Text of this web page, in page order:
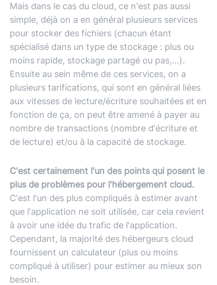
Mais dans le cas du cloud, ce n'est pas aussi
simple, déjà on a en général plusieurs services
pour stocker des fichiers (chacun étant
spécialisé dans un type de stockage : plus ou
moins rapide, stockage partagé ou pas,...).
Ensuite au sein même de ces services, on a
plusieurs tarifications, qui sont en général liées
aux vitesses de lecture/écriture souhaitées et en
fonction de ça, on peut être amené à payer au
nombre de transactions (nombre d'écriture et
de lecture) et/ou à la capacité de stockage.
C'est certainement l'un des points qui posent le
plus de problèmes pour l'hébergement cloud.
C'est l'un des plus compliqués à estimer avant
que l'application ne soit utilisée, car cela revient
à avoir une idée du trafic de l'application.
Cependant, la majorité des hébergeurs cloud
fournissent un calculateur (plus ou moins
compliqué à utiliser) pour estimer au mieux son
besoin.